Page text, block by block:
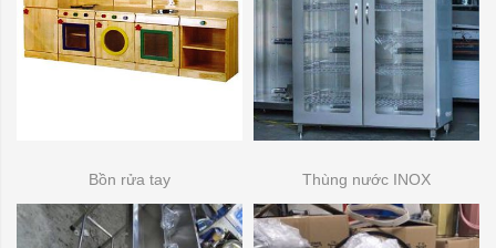
Bồn rửa tay Thùng nước INOX